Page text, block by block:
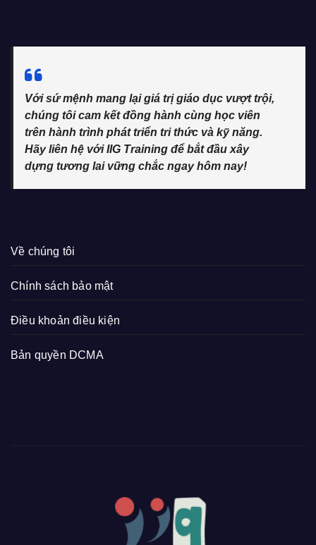
Với sứ mệnh mang lại giá trị giáo dục vượt trội,
chúng tôi cam kết đồng hành cùng học viên
trên hành trình phát triển tri thức và kỹ năng.
Hãy liên hệ với IIG Training để bắt đầu xây
dựng tương lai vững chắc ngay hôm nay!
Về chúng tôi
Chính sách bảo mật
Điều khoản điều kiện
Bản quyền DCMA